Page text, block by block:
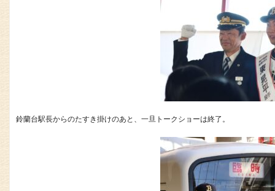
鈴蘭台駅長からのたすき掛けのあと、一旦トークショーは終了。